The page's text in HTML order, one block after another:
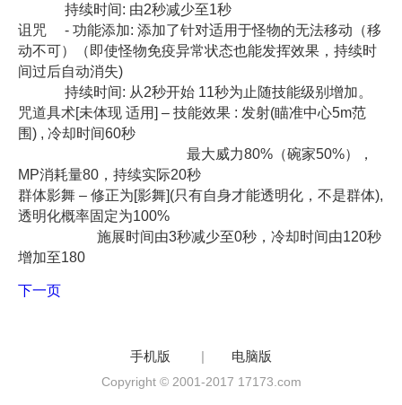
持续时间: 由2秒减少至1秒
诅咒 - 功能添加: 添加了针对适用于怪物的无法移动（移
动不可）（即使怪物免疫异常状态也能发挥效果，持续时
间过后自动消失)
持续时间: 从2秒开始 11秒为止随技能级别增加。
咒道具术[未体现 适用] – 技能效果 : 发射(瞄准中心5m范
围) , 冷却时间60秒
最大威力80%（碗家50%），
MP消耗量80，持续实际20秒
群体影舞 – 修正为[影舞](只有自身才能透明化，不是群体),
透明化概率固定为100%
施展时间由3秒减少至0秒，冷却时间由120秒
增加至180
下一页
手机版 | 电脑版
Copyright © 2001-2017 17173.com